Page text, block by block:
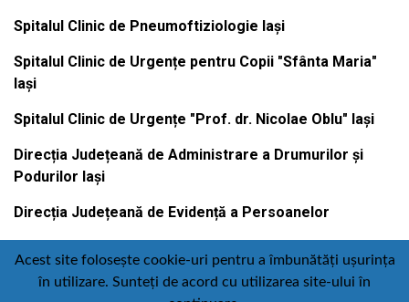
Spitalul Clinic de Pneumoftiziologie Iași
Spitalul Clinic de Urgențe pentru Copii "Sfânta Maria"
Iași
Spitalul Clinic de Urgențe "Prof. dr. Nicolae Oblu" Iași
Direcția Județeană de Administrare a Drumurilor și
Podurilor Iași
Direcția Județeană de Evidență a Persoanelor
Contact Politică de confidențialitate
Acest site folosește cookie-uri pentru a îmbunătăți ușurința
în utilizare. Sunteți de acord cu utilizarea site-ului în